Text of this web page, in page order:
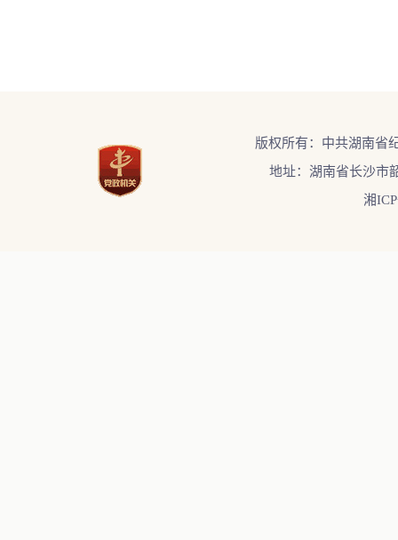
版权所有：中共湖南省
地址：湖南省长沙市
湘